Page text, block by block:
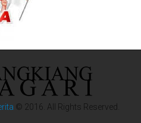
© 2016. All Rights Reserved.